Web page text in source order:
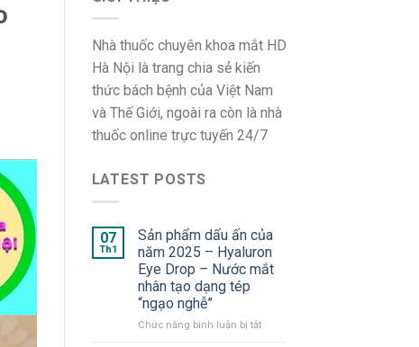
Nhà thuốc chuyên khoa mắt HD
Hà Nội là trang chia sẻ kiến
thức bách bệnh của Việt Nam
và Thế Giới, ngoài ra còn là nhà
thuốc online trực tuyến 24/7
LATEST POSTS
07
Th1
Sản phẩm dấu ấn của
năm 2025 – Hyaluron
Eye Drop – Nước mắt
nhân tạo dạng tép
“ngạo nghễ”
Chức năng bình luận bị tắtở